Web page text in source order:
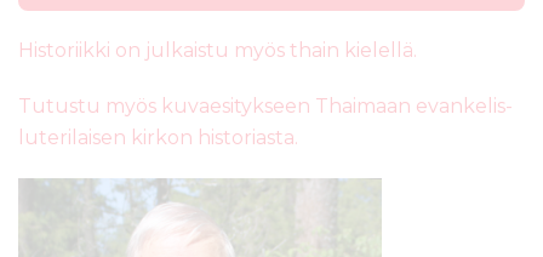
Historiikki on julkaistu myös thain kielellä.
Tutustu myös kuvaesitykseen Thaimaan evankelis-
luterilaisen kirkon historiasta.